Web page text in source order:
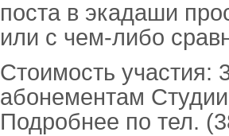
поста в экадаши
или с чем-либо
Стоимость участия:
абонементам
Подробнее по тел.